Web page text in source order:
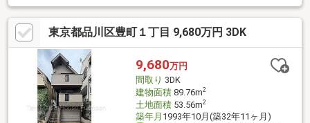
東京都品川区豊町１丁目 9,680万円 3DK
9,680万円
間取り 3DK
建物面積89.76m2
土地面積53.56m2
築年月 1993年10月(築32年11ヶ月)